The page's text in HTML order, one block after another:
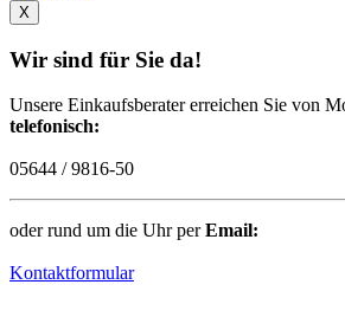
X
Wir sind für Sie da!
Unsere Einkaufsberater erreichen Sie von
telefonisch:
05644 / 9816-50
oder rund um die Uhr perEmail:
Kontaktformular